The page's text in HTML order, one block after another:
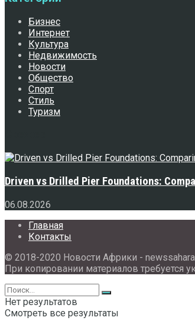
Бизнес
Интернет
Культура
Недвижимость
Новости
Общество
Спорт
Стиль
Туризм
Driven vs Drilled Pier Foundations:
06.08.2026
Главная
Контакты
© 2018-2020 Новости Африки -
При копировании материалов требуется
Нет результатов
Смотреть все результаты